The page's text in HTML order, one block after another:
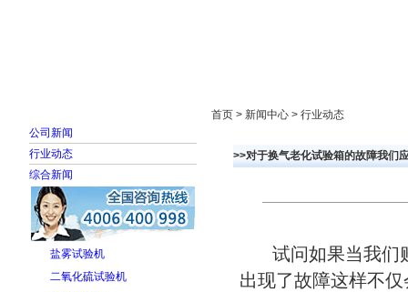
公司新闻
行业动态
综合新闻
盐雾试验机
二氧化硫试验机
首页 > 新闻中心 > 行业动态
>>对于换气老化试验箱的故障我们
试问如果当我们
出现了故障这样不